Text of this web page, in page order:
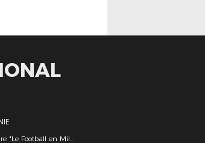
"Le Football en Mil...